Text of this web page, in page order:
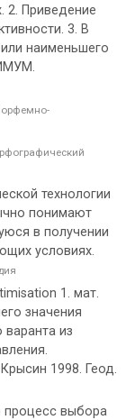
2. Приведение
3. В
наименьшего
технологии
понимают
в получении
условиях.
1. мат.
значения
из
1998. Геод.
выбора